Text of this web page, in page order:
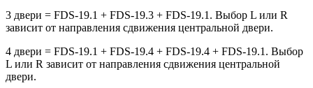
3 двери = FDS-19.1 + FDS-19.3 + FDS-19.1. Выбор L или R
зависит от направления сдвижения центральной двери.
4 двери = FDS-19.1 + FDS-19.4 + FDS-19.4 + FDS-19.1. Выбор
L или R зависит от направления сдвижения центральной
двери.